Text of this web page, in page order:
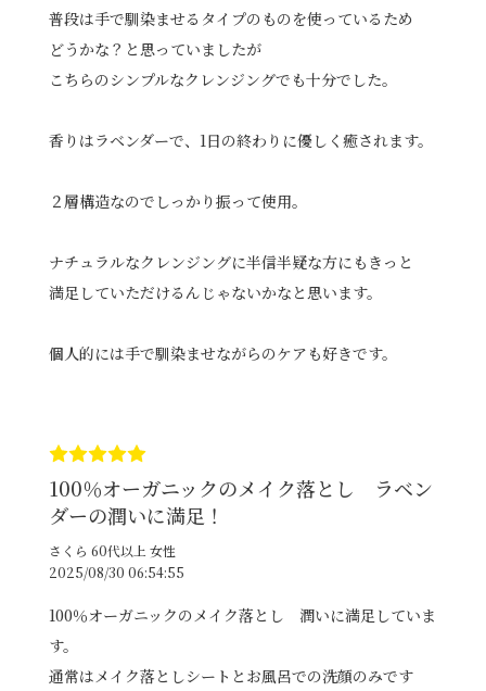
普段は手で馴染ませるタイプのものを使っているため
どうかな？と思っていましたが
こちらのシンプルなクレンジングでも十分でした。
香りはラベンダーで、1日の終わりに優しく癒されます。
２層構造なのでしっかり振って使用。
ナチュラルなクレンジングに半信半疑な方にもきっと
満足していただけるんじゃないかなと思います。
個人的には手で馴染ませながらのケアも好きです。
100％オーガニックのメイク落とし ラベン
ダーの潤いに満足！
さくら 60代以上 女性
2025/08/30 06:54:55
100％オーガニックのメイク落とし 潤いに満足していま
す。
通常はメイク落としシートとお風呂での洗顔のみです